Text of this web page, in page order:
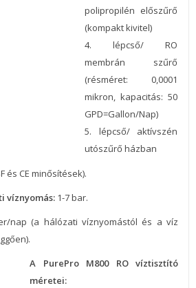
polipropilén előszűrő
(kompakt kivitel)
4. lépcső/ RO
membrán szűrő
(résméret: 0,0001
mikron, kapacitás: 50
GPD=Gallon/Nap)
5. lépcső/ aktívszén
utószűrő házban
és CE minősítések).
víznyomás: 1-7 bar.
nap (a hálózati víznyomástól és a víz
A PurePro M800 RO víztisztító
méretei: